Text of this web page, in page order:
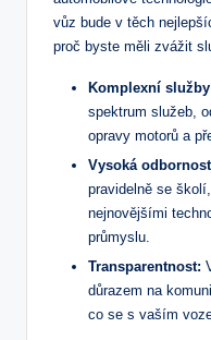
⁢vůz bude v těch
proč byste měli zvážit
Komplexní
spektrum‍ služeb,
opravy motorů a
Vysoká
⁣pravidelně se
nejnovějšími
průmyslu.
Transparentnost:
důrazem na
co se s ‍vaším‍